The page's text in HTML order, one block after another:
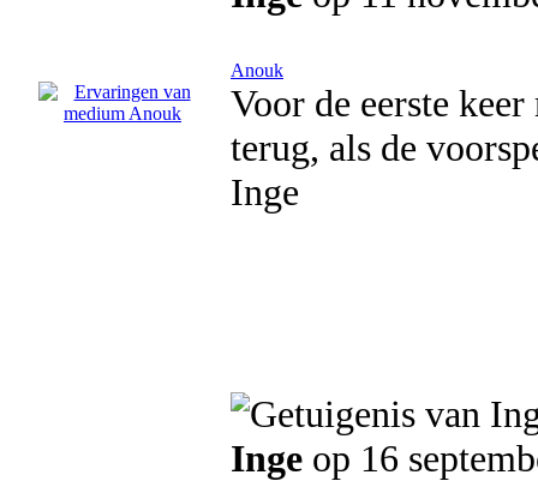
Anouk
Voor de eerste
terug, als de
Inge
Inge op 16